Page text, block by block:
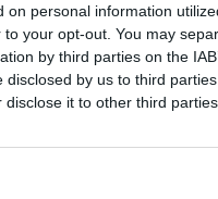
personal information
your opt-out. You may
by third parties on the
by us to third
it to other third parties.
y confort. Diseñado para
y disfrutar de las
para viajes familiares